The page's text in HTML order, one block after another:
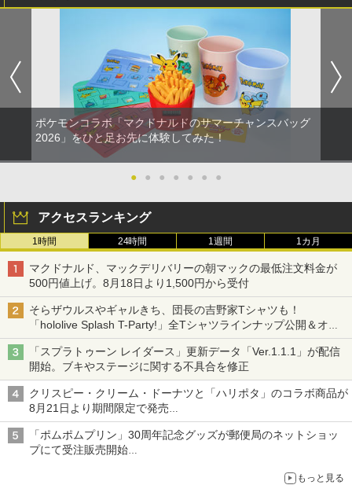
ポケモンコラボ「マクドナルドのサマーチャンスバッグ
2026」をひと足お先に体験してみた！
● ● ● ● ● ● ●
アクセスランキング
1時間 24時間 1週間 1カ月
マクドナルド、マックデリバリーの朝マックの最低注文料金が
500円値上げ。8月18日より1,500円から受付
そらザウルスやギャルきち、団長の吉野家Tシャツも！
「hololive Splash T-Party!」全Tシャツラインナップ公開＆オン
ライン販売開始
「スプラトゥーン レイダース」更新データ「Ver.1.1.1」が配信
開始。ブキやステージに関する不具合を修正
クリスピー・クリーム・ドーナツと「ハリポタ」のコラボ商品が
8月21日より期間限定で発売
組分け帽子ドーナツなど見た目も楽しい商品が登場
「ポムポムプリン」30周年記念グッズが郵便局のネットショッ
プにて受注販売開始
もっと見る